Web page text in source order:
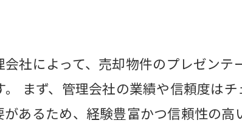
社によって、売却物件のプレゼンテ
まず、管理会社の業績や信頼度はチ
あるため、経験豊富かつ信頼性の高